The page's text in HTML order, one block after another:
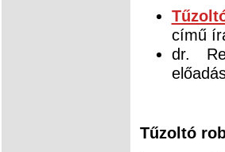
című
dr.
Tűzoltó